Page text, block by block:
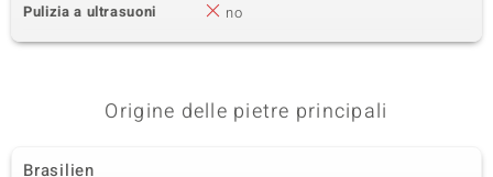
Pulizia a ultrasuoni
no
Origine delle pietre principali
Brasilien